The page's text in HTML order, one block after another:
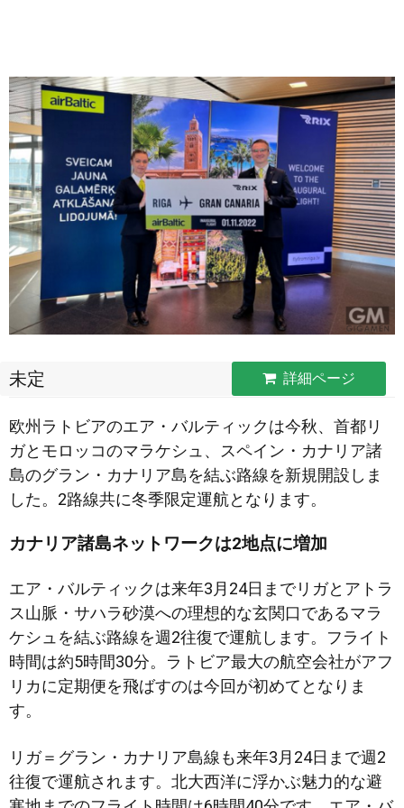
未定 詳細ページ
欧州ラトビアのエア・バルティックは今秋、首都リ
ガとモロッコのマラケシュ、スペイン・カナリア諸
島のグラン・カナリア島を結ぶ路線を新規開設しま
した。2路線共に冬季限定運航となります。
カナリア諸島ネットワークは2地点に増加
エア・バルティックは来年3月24日までリガとアトラ
ス山脈・サハラ砂漠への理想的な玄関口であるマラ
ケシュを結ぶ路線を週2往復で運航します。フライト
時間は約5時間30分。ラトビア最大の航空会社がアフ
リカに定期便を飛ばすのは今回が初めてとなりま
す。
リガ＝グラン・カナリア島線も来年3月24日まで週2
往復で運航されます。北大西洋に浮かぶ魅力的な避